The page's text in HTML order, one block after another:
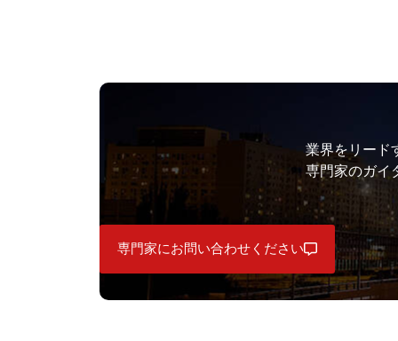
業界をリード
専門家のガイ
専門家にお問い合わせください